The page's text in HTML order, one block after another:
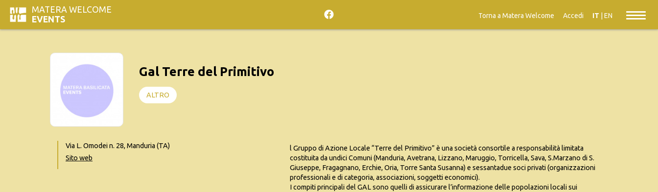
MATERA WELCOME
EVENTS
Torna a Matera Welcome Accedi IT EN
Gal Terre del Primitivo
ALTRO
Via L. Omodei n. 28, Manduria (TA)
Sito web
l Gruppo di Azione Locale “Terre del Primitivo” è una società consortile a responsabilità limitata
costituita da undici Comuni (Manduria, Avetrana, Lizzano, Maruggio, Torricella, Sava, S.Marzano di S.
Giuseppe, Fragagnano, Erchie, Oria, Torre Santa Susanna) e sessantadue soci privati (organizzazioni
professionali e di categoria, associazioni, soggetti economici).
I compiti principali del GAL sono quelli di assicurare l’informazione delle popolazioni locali sui